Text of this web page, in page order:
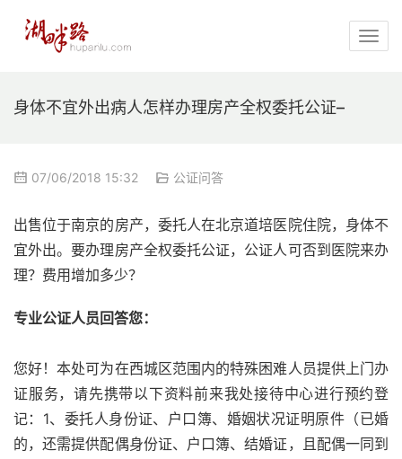
身体不宜外出病人怎样办理房产全权委托公证–
07/06/2018 15:32 公证问答
出售位于南京的房产，委托人在北京道培医院住院，身体不
宜外出。要办理房产全权委托公证，公证人可否到医院来办
理？费用增加多少？
专业公证人员回答您：
您好！本处可为在西城区范围内的特殊困难人员提供上门办
证服务，请先携带以下资料前来我处接待中心进行预约登
记：1、委托人身份证、户口簿、婚姻状况证明原件（已婚
的，还需提供配偶身份证、户口簿、结婚证，且配偶一同到